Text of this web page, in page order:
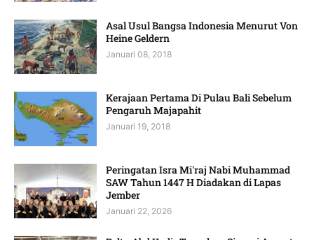
Asal Usul Bangsa Indonesia Menurut Von
Heine Geldern
Januari 08, 2018
Kerajaan Pertama Di Pulau Bali Sebelum
Pengaruh Majapahit
Januari 19, 2018
Peringatan Isra Mi'raj Nabi Muhammad
SAW Tahun 1447 H Diadakan di Lapas
Jember
Januari 22, 2026